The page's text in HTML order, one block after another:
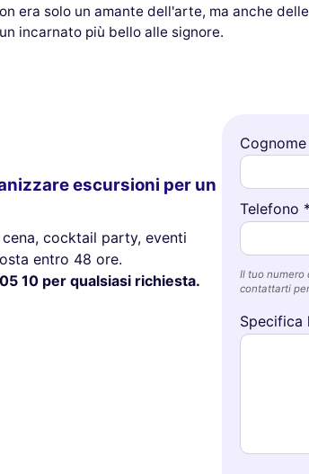
era solo un amante dell'arte, ma anche
incarnato più bello alle signore.
escursioni per un
cocktail party, eventi
entro 48 ore.
10 per qualsiasi richiesta.
Telefono *
Il tuo numero
contattarti
Specifica